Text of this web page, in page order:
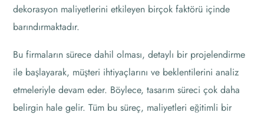
dekorasyon maliyetlerini etkileyen birçok faktörü içinde
barındırmaktadır.
Bu firmaların sürece dahil olması, detaylı bir projelendirme
ile başlayarak, müşteri ihtiyaçlarını ve beklentilerini analiz
etmeleriyle devam eder. Böylece, tasarım süreci çok daha
belirgin hale gelir. Tüm bu süreç, maliyetleri eğitimli bir